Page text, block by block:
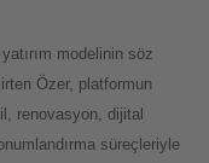
modelinin söz
Özer, platformun
renovasyon, dijital
süreçleriyle